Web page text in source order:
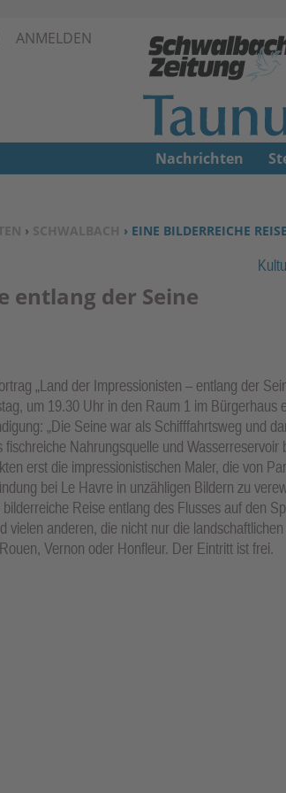
Zum Inhalt springen ↓
ANMELDEN
› SCHWALBACH › EINE BILDERREICHE
entlang der Seine
„Land der Impressionisten – entlang der
um 19.30 Uhr in den Raum 1 im Bürgerhaus
„Die Seine war als Schifffahrtsweg und
Nahrungsquelle und Wasserreservoir
erst die impressionistischen Maler, die von
bei Le Havre in unzähligen Bildern zu
Reise entlang des Flusses auf den
vielen anderen, die nicht nur die
Vernon oder Honfleur. Der Eintritt ist frei.
Nachrichten